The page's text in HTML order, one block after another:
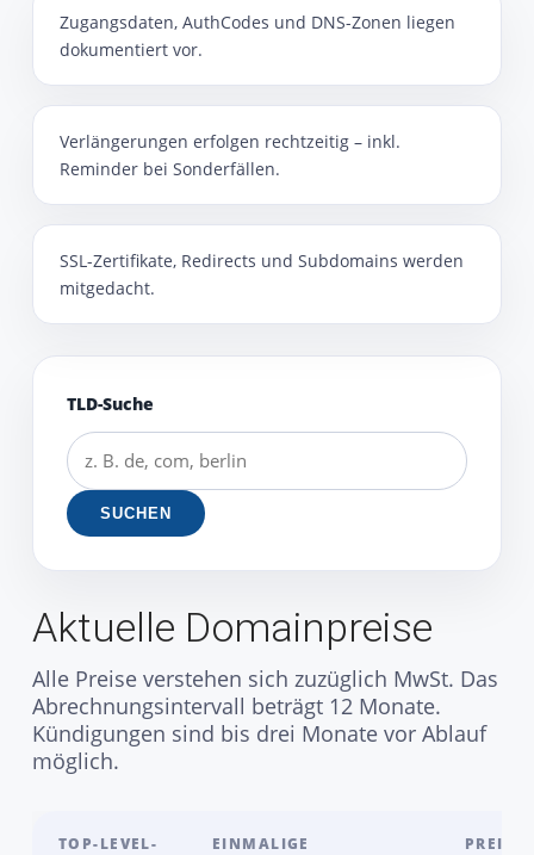
Zugangsdaten, AuthCodes und DNS-Zonen liegen
dokumentiert vor.
Verlängerungen erfolgen rechtzeitig – inkl.
Reminder bei Sonderfällen.
SSL-Zertifikate, Redirects und Subdomains werden
mitgedacht.
TLD-Suche
SUCHEN
Aktuelle Domainpreise
Alle Preise verstehen sich zuzüglich MwSt. Das
Abrechnungsintervall beträgt 12 Monate.
Kündigungen sind bis drei Monate vor Ablauf
möglich.
TOP-LEVEL-
EINMALIGE
PREIS